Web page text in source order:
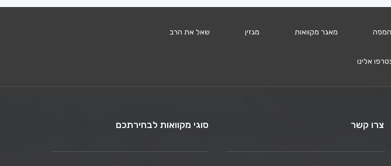
המפה מאגר מקוואות מגזין שאל את הרב
אלינו
צרו קשר סוגי מקוואות לבחירתכם